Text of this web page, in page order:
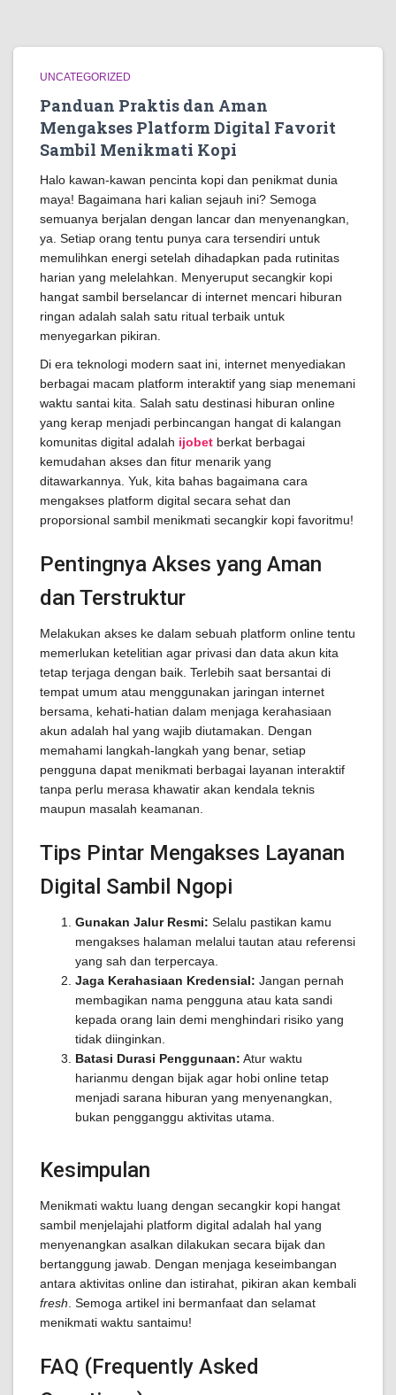
UNCATEGORIZED
Panduan Praktis dan Aman
Mengakses Platform Digital Favorit
Sambil Menikmati Kopi
Halo kawan-kawan pencinta kopi dan penikmat dunia
maya! Bagaimana hari kalian sejauh ini? Semoga
semuanya berjalan dengan lancar dan menyenangkan,
ya. Setiap orang tentu punya cara tersendiri untuk
memulihkan energi setelah dihadapkan pada rutinitas
harian yang melelahkan. Menyeruput secangkir kopi
hangat sambil berselancar di internet mencari hiburan
ringan adalah salah satu ritual terbaik untuk
menyegarkan pikiran.
Di era teknologi modern saat ini, internet menyediakan
berbagai macam platform interaktif yang siap menemani
waktu santai kita. Salah satu destinasi hiburan online
yang kerap menjadi perbincangan hangat di kalangan
komunitas digital adalah ijobet berkat berbagai
kemudahan akses dan fitur menarik yang
ditawarkannya. Yuk, kita bahas bagaimana cara
mengakses platform digital secara sehat dan
proporsional sambil menikmati secangkir kopi favoritmu!
Pentingnya Akses yang Aman
dan Terstruktur
Melakukan akses ke dalam sebuah platform online tentu
memerlukan ketelitian agar privasi dan data akun kita
tetap terjaga dengan baik. Terlebih saat bersantai di
tempat umum atau menggunakan jaringan internet
bersama, kehati-hatian dalam menjaga kerahasiaan
akun adalah hal yang wajib diutamakan. Dengan
memahami langkah-langkah yang benar, setiap
pengguna dapat menikmati berbagai layanan interaktif
tanpa perlu merasa khawatir akan kendala teknis
maupun masalah keamanan.
Tips Pintar Mengakses Layanan
Digital Sambil Ngopi
Gunakan Jalur Resmi: Selalu pastikan kamu
mengakses halaman melalui tautan atau referensi
yang sah dan terpercaya.
Jaga Kerahasiaan Kredensial: Jangan pernah
membagikan nama pengguna atau kata sandi
kepada orang lain demi menghindari risiko yang
tidak diinginkan.
Batasi Durasi Penggunaan: Atur waktu
harianmu dengan bijak agar hobi online tetap
menjadi sarana hiburan yang menyenangkan,
bukan pengganggu aktivitas utama.
Kesimpulan
Menikmati waktu luang dengan secangkir kopi hangat
sambil menjelajahi platform digital adalah hal yang
menyenangkan asalkan dilakukan secara bijak dan
bertanggung jawab. Dengan menjaga keseimbangan
antara aktivitas online dan istirahat, pikiran akan kembali
fresh . Semoga artikel ini bermanfaat dan selamat
menikmati waktu santaimu!
FAQ (Frequently Asked